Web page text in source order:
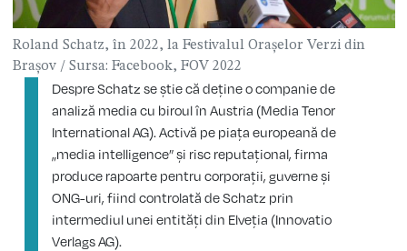
Roland Schatz, în 2022, la Festivalul Orașelor Verzi din
Brașov / Sursa: Facebook, FOV 2022
Despre Schatz se știe că deține o companie de
analiză media cu biroul în Austria (Media Tenor
International AG). Activă pe piața europeană de
„media intelligence” și risc reputațional, firma
produce rapoarte pentru corporații, guverne și
ONG-uri, fiind controlată de Schatz prin
intermediul unei entități din Elveția (Innovatio
Verlags AG).